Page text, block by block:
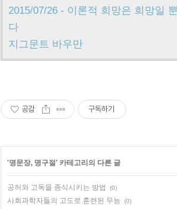
2015/07/26 - 이론적 희망은 희망일
다
지그문트 바우만
공감 구독하기
'명문장, 명구절' 카테고리의 다른 글
공허와 고독을 종식시키는 방법 (0)
사회과학자들의 고도로 훈련된 무능 (0)